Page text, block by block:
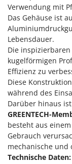
L
Laderampe
Luftkühler
Edilmark
Effeuno
Einhell
Elegen
Energy
Enotecnica
EuroMech
F
FAC
Verwendung mit
Das Gehäuse ist
Lebensdauer.
Die
kugelförmigen
Effizienz zu
Diese
während des
Darüber hinaus
GREENTECH-
besteht aus
Gebrauch
mechanische und
Technische Daten: